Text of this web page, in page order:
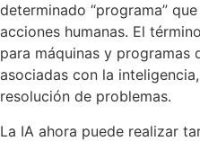
determinado “programa”
acciones humanas. El término
para máquinas y programas
asociadas con la
resolución de problemas.
La IA ahora puede realizar